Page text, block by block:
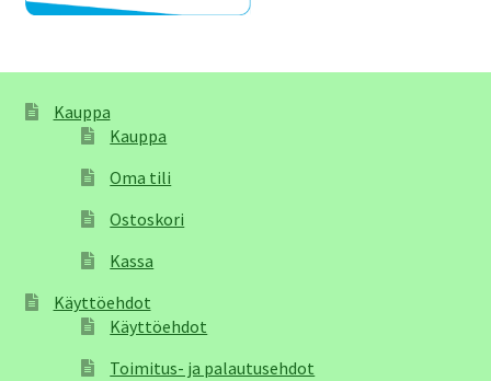
Kauppa
Kauppa
Oma tili
Ostoskori
Kassa
Käyttöehdot
Käyttöehdot
Toimitus- ja palautusehdot